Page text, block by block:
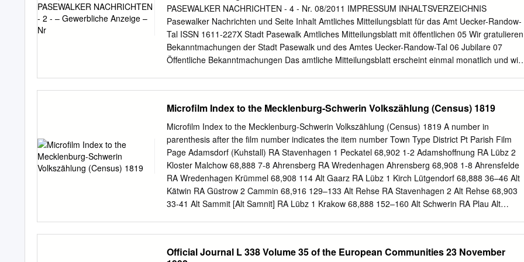
Lage, Einzugsgebiet und Hydrologie .................................................. 17 1.2.2 Topographie und
Morphometrie........................................................................ 17
PASEWALKER NACHRICHTEN - 4 - Nr. 08/2011 IMPRESSUM INHALTSVERZEICHNIS
Pasewalker Nachrichten und Seite Inhalt Amtliches Mitteilungsblatt für das Amt Uecker-Randow-
Tal ISSN 1611-227X Stadt Pasewalk Amtliches Mitteilungsblatt mit öffentlichen 05 Wir gratulieren
Bekanntmachungen der Stadt Pasewalk und des Amtes Uecker-Randow-Tal 06 Jubilare 07
Öffentliche Bekanntmachungen Das amtliche Mitteilungsblatt erscheint einmal monatlich und
Uecker-Randow-Tal, Lindenstraße 32, 17309 Pasewalk 27 „Niko“ öffnet sich für ein dreitägiges
Lernfest Herstellung: Schibri-Verlag, Am Markt 22, 17335 Strasburg, 29 Alte Herren
Fußballturnier um den Bürgermeisterpokal Tel.: 039753/22757, Fax: 039753/22583,
www.schibri.de, 30 Von „Kokowääh“, Thüringer Sängerknaben und der E-Mail:info@schibri.de
Seeräuber-Jenny Verantwortlich für den amtlichen Teil der Stadt Pasewalk: 31 Infos Der
Bürgermeister 34 Kultur- und Sporttermine Verantwortlich für den redaktionellen Teil der Stadt
Pasewalk: 37 Schulen und Kitas Schibri-Verlag, Am Markt 22, 17335 Strasburg,info@schibri.de
39 20. Leistungsschau der Uecker-Randow-Region Verantwortlich für den amtlichen
Microfilm Index to the Mecklenburg-Schwerin Volkszählung (Census) 1819
Microfilm Index to the Mecklenburg-Schwerin Volkszählung (Census) 1819 A number in
parenthesis after the film number indicates the item number Town Type District Pt Parish Film
Page Adamsdorf (Kuhstall) RA Stavenhagen 1 Peckatel 68,902 1-2 Adamshoffnung RA Lübz 2
Kloster Malchow 68,888 7-8 Ahrensberg RA Wredenhagen Ahrensberg 68,908 1-8 Ahrensfelde
RA Wredenhagen Krümmel 68,908 114 Alt Gaarz RA Lübz 1 Kirch Lütgendorf 68,888 36–46 Alt
Kätwin RA Güstrow 2 Cammin 68,916 129–133 Alt Rehse RA Stavenhagen 2 Alt Rehse 68,903
33-41 Alt Sammit [Alt Samnit] RA Lübz 1 Krakow 68,888 152–160 Alt Schwerin RA Plau Alt
68,883 2-8 Amtsbrinck, Amt [Stavenhagen] DA Stavenhagen Stavenhagen 68,902 1-6
Official Journal L 338 Volume 35 of the European Communities 23 November